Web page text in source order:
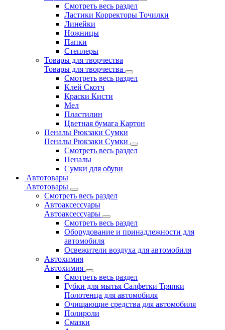
Смотреть весь раздел
Ластики Корректоры Точилки
Линейки
Ножницы
Папки
Степлеры
Товары для творчества
Товары для творчества
Смотреть весь раздел
Клей Скотч
Краски Кисти
Мел
Пластилин
Цветная бумага Картон
Пеналы Рюкзаки Сумки
Пеналы Рюкзаки Сумки
Смотреть весь раздел
Пеналы
Сумки для обуви
Автотовары
Автотовары
Смотреть весь раздел
Автоаксессуары
Автоаксессуары
Смотреть весь раздел
Оборудование и принадлежности для
автомобиля
Освежители воздуха для автомобиля
Автохимия
Автохимия
Смотреть весь раздел
Губки для мытья Салфетки Тряпки
Полотенца для автомобиля
Очищающие средства для автомобиля
Полироли
Смазки